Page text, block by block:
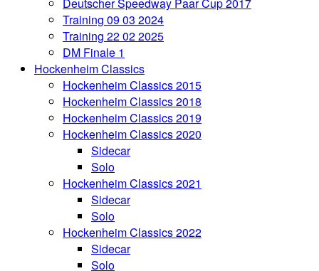
Training 09 03 2024
Training 22 02 2025
DM Finale 1
Hockenheim Classics
Hockenheim Classics 2015
Hockenheim Classics 2018
Hockenheim Classics 2019
Hockenheim Classics 2020
Sidecar
Solo
Hockenheim Classics 2021
Sidecar
Solo
Hockenheim Classics 2022
Sidecar
Solo